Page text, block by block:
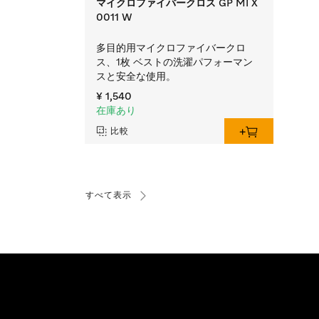
マイクロファイバークロス GP MI X
0011 W
多目的用マイクロファイバークロ
ス、1枚 ベストの洗濯パフォーマン
スと安全な使用。
¥ 1,540
在庫あり
比較
すべて表示